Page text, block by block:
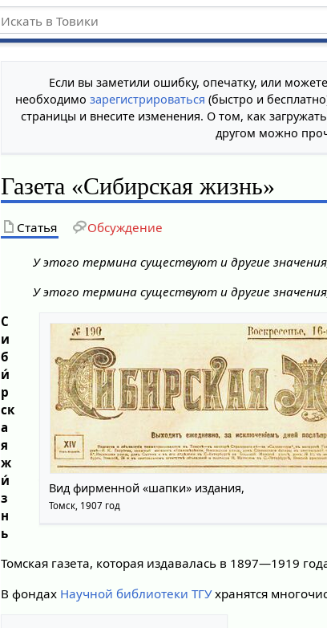
Если вы заметили ошибку, опечатку, или
необходимозарегистрироваться (быстро и
страницы и внесите изменения. О том, как
другом можно
Газета «Сибирская жизнь»
Статья Обсуждение
У этого термина существуют и другие
У этого термина существуют и другие
Вид фирменной «шапки» издания,
Томск, 1907 год
С
и
б
и́
р
ск
а
я
ж
и́
з
н
ь
Томская газета, которая издавалась в 1897—1919
В фондах Научной библиотеки ТГУхранятся